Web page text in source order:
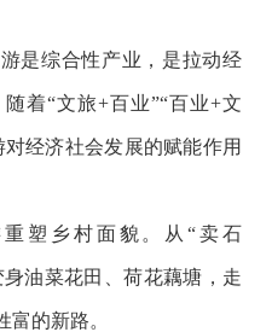
是综合性产业，是拉动经
着“文旅+百业”“百业+文
经济社会发展的赋能作用
塑乡村面貌。从“卖石
油菜花田、荷花藕塘，走
的新路。